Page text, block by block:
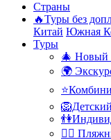
Страны
🔥Туры без
Китай Южная
Туры
🎄 Новый
🌍
🏊‍♂